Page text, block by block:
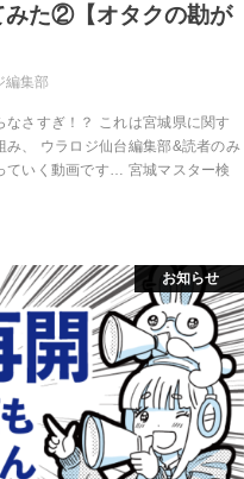
みた②【オタクの勘が
編集部
さすぎ！？ これは宮城県に関す
み、 ウラロジ仙台編集部&読者のみ
ていく動画です… 宮城マスター検
お知らせ